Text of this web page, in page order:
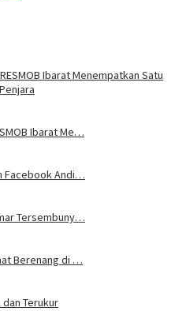
Ibarat Me…
Facebook Andi…
Tersembuny…
Berenang di …
Terukur